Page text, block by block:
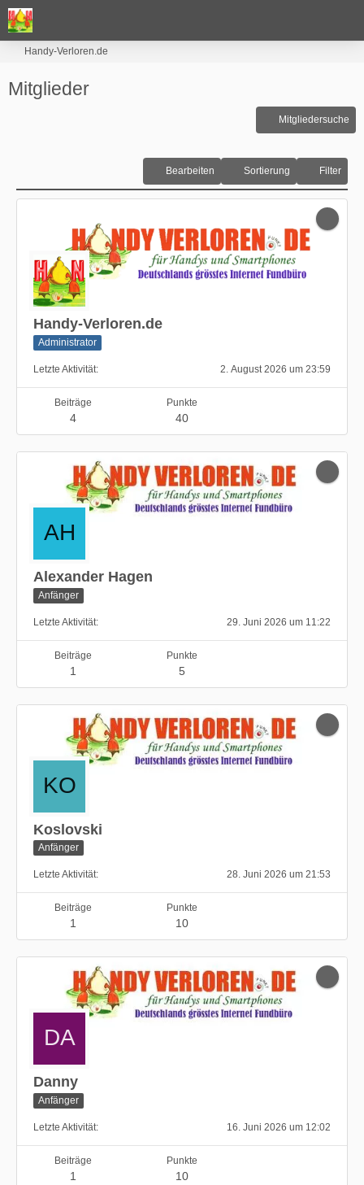
Handy-Verloren.de
Mitglieder
Mitgliedersuche
Bearbeiten Sortierung Filter
Handy-Verloren.de
Administrator
Letzte Aktivität 2. August 2026 um 23:59
Beiträge
4
Punkte
40
Alexander Hagen
Anfänger
Letzte Aktivität 29. Juni 2026 um 11:22
Beiträge
1
Punkte
5
Koslovski
Anfänger
Letzte Aktivität 28. Juni 2026 um 21:53
Beiträge
1
Punkte
10
Danny
Anfänger
Letzte Aktivität 16. Juni 2026 um 12:02
Beiträge
1
Punkte
10